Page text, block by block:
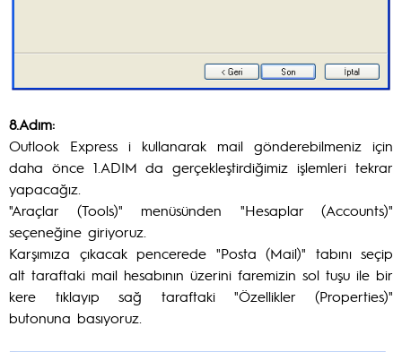
8.Adım:
Outlook Express i kullanarak mail gönderebilmeniz için
daha önce 1.ADIM da gerçekleştirdiğimiz işlemleri tekrar
yapacağız.
"Araçlar (Tools)" menüsünden "Hesaplar (Accounts)"
seçeneğine giriyoruz.
Karşımıza çıkacak pencerede "Posta (Mail)" tabını seçip
alt taraftaki mail hesabının üzerini faremizin sol tuşu ile bir
kere tıklayıp sağ taraftaki "Özellikler (Properties)"
butonuna basıyoruz.